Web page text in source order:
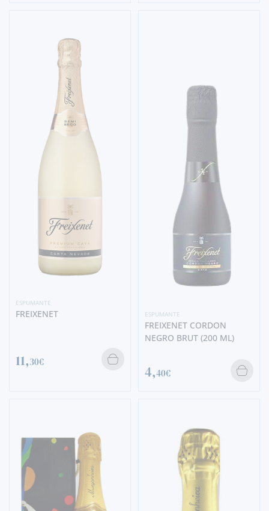
ESPUMANTE
FREIXENET
11,30€
ESPUMANTE
FREIXENET CORDON
NEGRO BRUT (200 ML)
4,40€